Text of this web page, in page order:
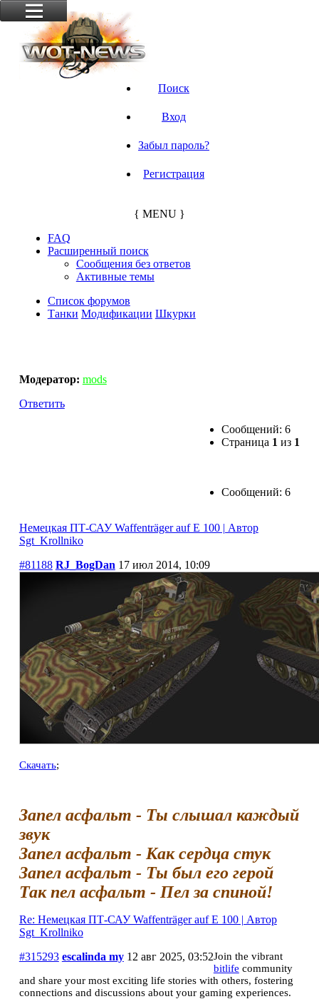
Поиск
Вход
Забыл пароль?
Регистрация
{ MENU }
FAQ
Расширенный поиск
Сообщения без ответов
Активные темы
Список форумов
Танки Модификации Шкурки
Модератор: mods
Сообщений: 6
Страница 1 из 1
Сообщений: 6
Ответить
Немецкая ПТ-САУ Waffenträger auf E 100 | Автор
Sgt_Krollniko
#81188 RJ_BogDan 17 июл 2014, 10:09
Скачать;
Запел асфальт - Ты слышал каждый
звук
Запел асфальт - Как сердца стук
Запел асфальт - Ты был его герой
Так пел асфальт - Пел за спиной!
Re: Немецкая ПТ-САУ Waffenträger auf E 100 | Автор
Sgt_Krollniko
#315293 escalinda my 12 авг 2025, 03:52Join the vibrant
bitlife community
and share your most exciting life stories with others, fostering
connections and discussions about your gaming experiences.